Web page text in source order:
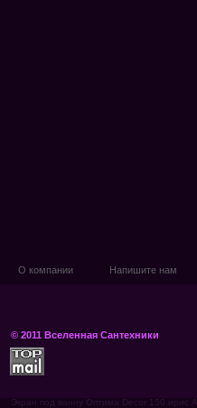
О компании Напишите нам
© 2011 Вселенная Сантехники
Экран под ванну Оптима Decor 150